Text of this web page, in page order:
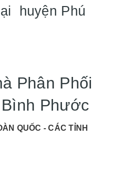
huyện Phú
Phân Phối
Phước
QUỐC - CÁC TỈNH